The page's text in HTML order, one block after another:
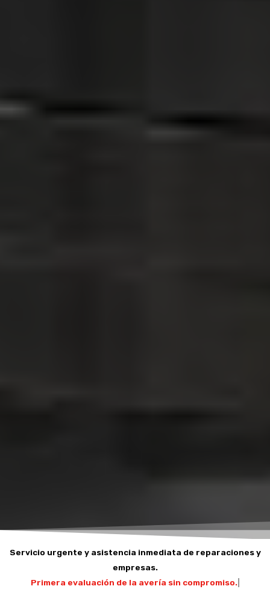
Servicio urgente y asistencia inmediata de reparaciones y
empresas.
Primera evaluación| y le atenderemos personalmente.